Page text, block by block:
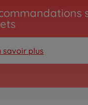
savoir plus